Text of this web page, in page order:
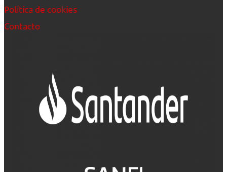
Política de cookies
Contacto